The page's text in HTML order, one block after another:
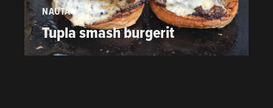
NAUTA
Tupla smash burgerit